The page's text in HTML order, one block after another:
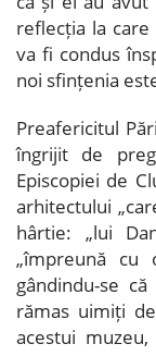
reflecția la
va fi condus
noi sfințenia
Preafericitul
îngrijit de
Episcopiei de
arhitectului
hârtie: „lui
„împreună
gândindu-se
rămas uimiți
acestui